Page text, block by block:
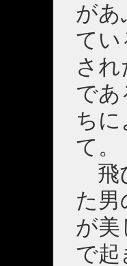
があ
てい
され
であ
ちに
て。
飛
た男
が美
で起